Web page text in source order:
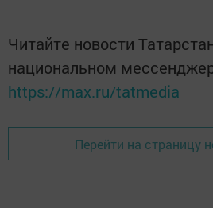
Читайте новости
национальном
https://max.ru/tatmedia
Перейти на страницу